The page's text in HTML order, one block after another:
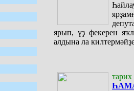
ярып, үҙ фекерен
алдына ла